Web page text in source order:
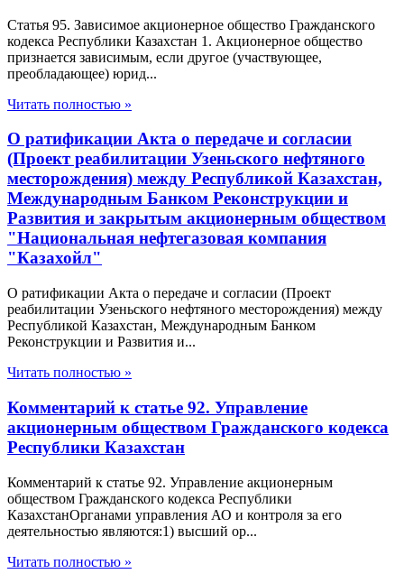
Статья 95. Зависимое акционерное общество Гражданского
кодекса Республики Казахстан 1. Акционерное общество
признается зависимым, если другое (участвующее,
преобладающее) юрид...
Читать полностью »
О ратификации Акта о передаче и согласии
(Проект реабилитации Узеньского нефтяного
месторождения) между Республикой Казахстан,
Международным Банком Реконструкции и
Развития и закрытым акционерным обществом
"Национальная нефтегазовая компания
"Казахойл"
О ратификации Акта о передаче и согласии (Проект
реабилитации Узеньского нефтяного месторождения) между
Республикой Казахстан, Международным Банком
Реконструкции и Развития и...
Читать полностью »
Комментарий к статье 92. Управление
акционерным обществом Гражданского кодекса
Республики Казахстан
Комментарий к статье 92. Управление акционерным
обществом Гражданского кодекса Республики
КазахстанОрганами управления АО и контроля за его
деятельностью являются:1) высший ор...
Читать полностью »